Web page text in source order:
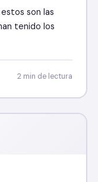
son las
tenido los
2 min de lectura